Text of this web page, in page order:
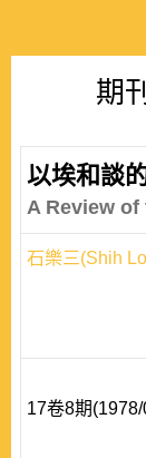
期
以埃和談
A Review of
石樂三(Shih
17卷8期